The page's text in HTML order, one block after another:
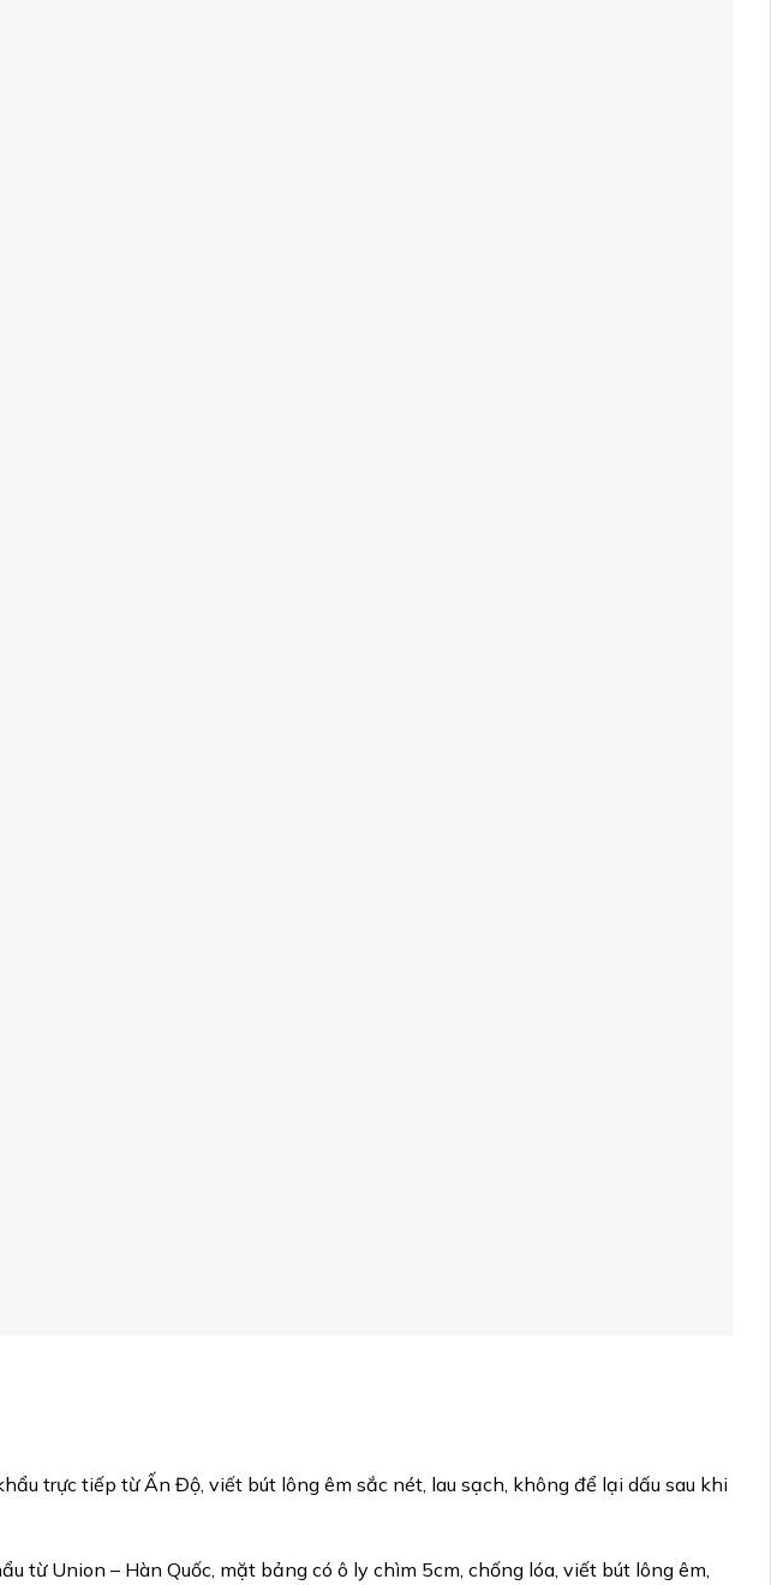
trực tiếp từ Ấn Độ, viết bút lông êm sắc nét, lau sạch, không để lại dấu sau khi
từ Union – Hàn Quốc, mặt bảng có ô ly chìm 5cm, chống lóa, viết bút lông êm,